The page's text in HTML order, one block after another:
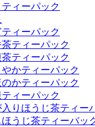
ティーパック
ティーパック
ティーパック
ティーパック
かティーパック
かティーパック
ィーパック
入りほうじ茶ティー
うじ茶ティーバッ